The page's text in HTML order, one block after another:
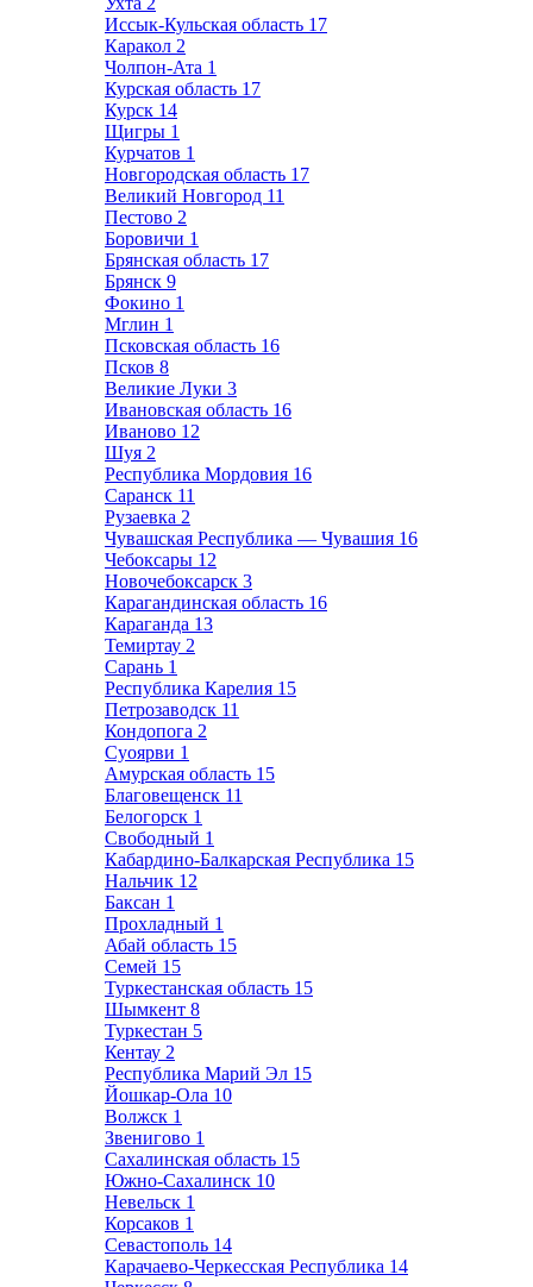
Иссык-Кульская область 17
Каракол 2
Чолпон-Ата 1
Курская область 17
Курск 14
Щигры 1
Курчатов 1
Новгородская область 17
Великий Новгород 11
Пестово 2
Боровичи 1
Брянская область 17
Брянск 9
Фокино 1
Мглин 1
Псковская область 16
Псков 8
Великие Луки 3
Ивановская область 16
Иваново 12
Шуя 2
Республика Мордовия 16
Саранск 11
Рузаевка 2
Чувашская Республика — Чувашия 16
Чебоксары 12
Новочебоксарск 3
Карагандинская область 16
Караганда 13
Темиртау 2
Сарань 1
Республика Карелия 15
Петрозаводск 11
Кондопога 2
Суоярви 1
Амурская область 15
Благовещенск 11
Белогорск 1
Свободный 1
Кабардино-Балкарская Республика 15
Нальчик 12
Баксан 1
Прохладный 1
Абай область 15
Семей 15
Туркестанская область 15
Шымкент 8
Туркестан 5
Кентау 2
Республика Марий Эл 15
Йошкар-Ола 10
Волжск 1
Звенигово 1
Сахалинская область 15
Южно-Сахалинск 10
Невельск 1
Корсаков 1
Севастополь 14
Карачаево-Черкесская Республика 14